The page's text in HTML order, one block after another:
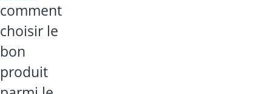
comment
choisir le
bon
produit